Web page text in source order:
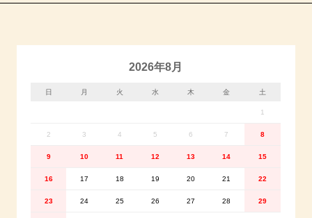
2026年8月
日 月 火 水 木 金 土
1
2 3 4 5 6 7 8
9 10 11 12 13 14 15
16 17 18 19 20 21 22
23 24 25 26 27 28 29